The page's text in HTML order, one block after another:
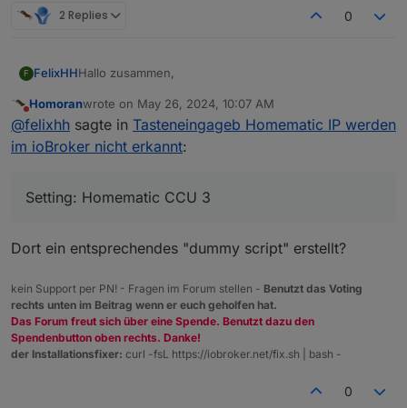
2 Replies 0
F FelixHHHallo zusammen,
nachdem ich hier schon fleißig mitgelesen habe bin
ich das Abenteuer eingegangen und gleich auf das
erste Problem gestoßen:
Setting: Homematic CCU 3 und ioBroker sowie
Tasteneingaben der CCU 3 "zu hören".
betätigt wird werden auch Programme ausgelöst.
Allerdings werden die Tastendrücke unter "objects"
ich das Gesamtsystem aufgesetzt habe. Generell
werden unter objects auch alle HMIP-Geräte erkannt,
d.h. ich habe die diversen Objektbäume, er sollte
diese also "kennen".
Die Instanzen sind alle grün, wenn ich bei der "rega 0"
auf das Rechteck mit dem Pfeil klicke lande ich auch in
der WebUi.
Hat jemand eine Idee, wo ich suchen könnte? Braucht
ihr noch weitere Informationen?
Dank euch!
Do not disturb
Homoranwrote on May 26, 2024, 10:07 AM
last edited by
@felixhh sagte in Tasteneingageb Homematic IP werden
im ioBroker nicht erkannt:
Setting: Homematic CCU 3
Dort ein entsprechendes "dummy script" erstellt?
kein Support per PN! - Fragen im Forum stellen - Benutzt das Voting
rechts unten im Beitrag wenn er euch geholfen hat.
Das Forum freut sich über eine Spende. Benutzt dazu den
Spendenbutton oben rechts. Danke!
der Installationsfixer: curl -fsL https://iobroker.net/fix.sh | bash -
0